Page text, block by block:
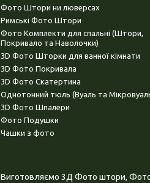
Фото Штори ни люверсах
Римські Фото Штори
Фото Комплекти для спальні (Штори,
Покривало та Наволочки)
3D Фото Шторки для ванної кімнати
3D Фото Покривала
3D Фото Скатертина
Однотонний тюль (Вуаль та
3D Фото Шпалери
Фото Подушки
Чашки з фото
Виготовляємо 3Д Фото штори, Фото